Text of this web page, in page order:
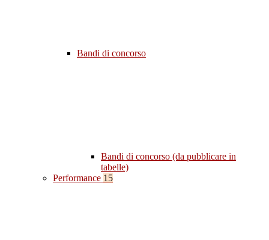
Bandi di concorso
Bandi di concorso (da pubblicare in
tabelle)
Performance 15